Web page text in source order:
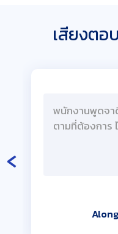
เสียงตอ
พนักงานพูดจา
ตามที่ต้องการ
‹